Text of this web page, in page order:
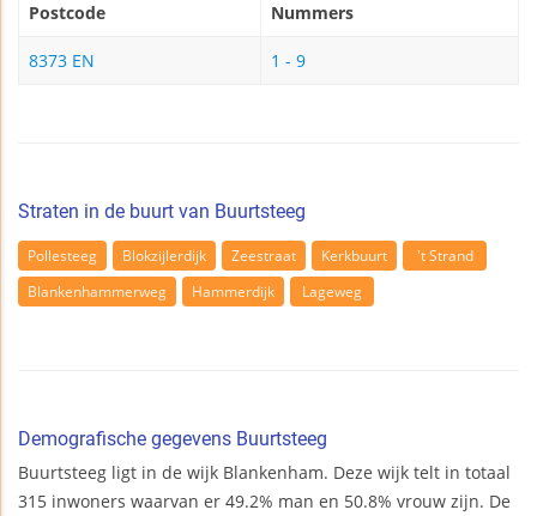
Postcode Nummers
8373 EN 1 - 9
Straten in de buurt van Buurtsteeg
Pollesteeg Blokzijlerdijk Zeestraat Kerkbuurt
't Strand
Blankenhammerweg
Hammerdijk Lageweg
Demografische gegevens Buurtsteeg
Buurtsteeg ligt in de wijk Blankenham. Deze wijk telt in totaal
315 inwoners waarvan er 49.2% man en 50.8% vrouw zijn. De